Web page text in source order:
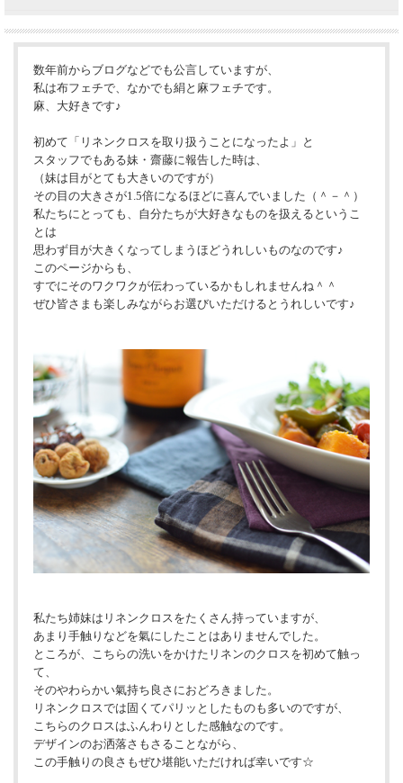
数年前からブログなどでも公言していますが、
私は布フェチで、なかでも絹と麻フェチです。
麻、大好きです♪
初めて「リネンクロスを取り扱うことになったよ」と
スタッフでもある妹・齋藤に報告した時は、
（妹は目がとても大きいのですが）
その目の大きさが1.5倍になるほどに喜んでいました（＾－＾）
私たちにとっても、自分たちが大好きなものを扱えるというこ
とは
思わず目が大きくなってしまうほどうれしいものなのです♪
このページからも、
すでにそのワクワクが伝わっているかもしれませんね＾＾
ぜひ皆さまも楽しみながらお選びいただけるとうれしいです♪
私たち姉妹はリネンクロスをたくさん持っていますが、
あまり手触りなどを氣にしたことはありませんでした。
ところが、こちらの洗いをかけたリネンのクロスを初めて触っ
て、
そのやわらかい氣持ち良さにおどろきました。
リネンクロスでは固くてパリッとしたものも多いのですが、
こちらのクロスはふんわりとした感触なのです。
デザインのお洒落さもさることながら、
この手触りの良さもぜひ堪能いただければ幸いです☆